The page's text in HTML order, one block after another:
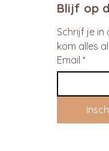
Blijf op
Schrijf je in
kom alles
Email *